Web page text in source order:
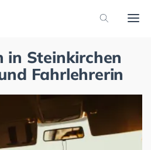
in Steinkirchen
Fahrlehrerin